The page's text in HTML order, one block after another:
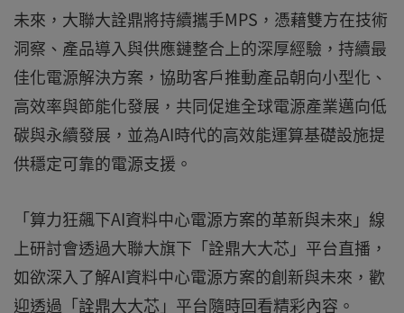
未來，大聯大詮鼎將持續攜手MPS，憑藉雙方在技術
洞察、產品導入與供應鏈整合上的深厚經驗，持續最
佳化電源解決方案，協助客戶推動產品朝向小型化、
高效率與節能化發展，共同促進全球電源產業邁向低
碳與永續發展，並為AI時代的高效能運算基礎設施提
供穩定可靠的電源支援。
「算力狂飆下AI資料中心電源方案的革新與未來」線
上研討會透過大聯大旗下「詮鼎大大芯」平台直播，
如欲深入了解AI資料中心電源方案的創新與未來，歡
迎透過「詮鼎大大芯」平台隨時回看精彩內容。